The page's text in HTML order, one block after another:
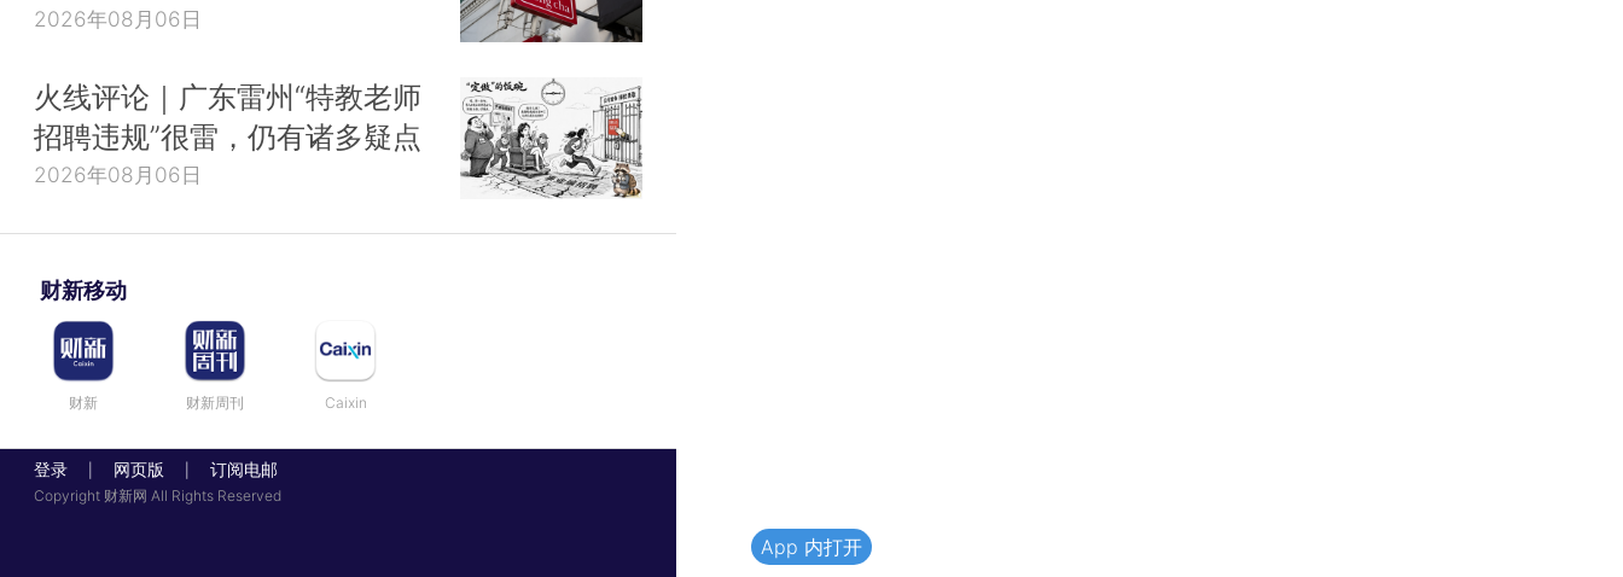
2026年08月06日
火线评论｜广东雷州“特教老师
招聘违规”很雷，仍有诸多疑点
2026年08月06日
财新移动
财新 财新周刊 Caixin
登录 网页版 订阅电邮
Copyright 财新网 All Rights Reserved
App 内打开